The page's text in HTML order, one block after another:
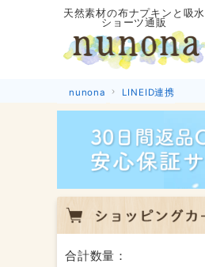
天然素材の布ナプキンと吸水
ショーツ通販
nunona LINEID連携
合計数量：